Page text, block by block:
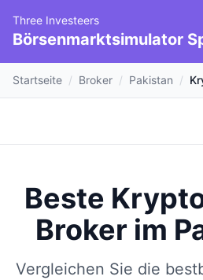
Three Investeers
Börsenmarktsimulator
Startseite / Broker / Pakistan /
Beste
Broker im
Vergleichen Sie die